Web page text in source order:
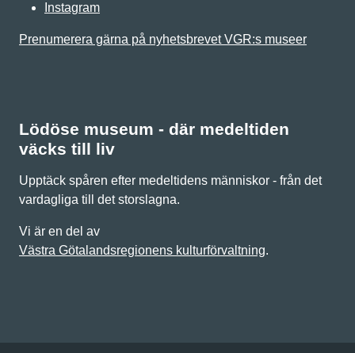
Instagram
Prenumerera gärna på nyhetsbrevet VGR:s museer
Lödöse museum - där medeltiden
väcks till liv
Upptäck spåren efter medeltidens människor - från det
vardagliga till det storslagna.
Vi är en del av
Västra Götalandsregionens kulturförvaltning.